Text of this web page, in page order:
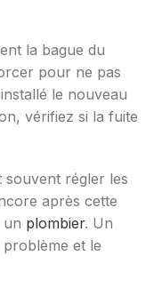
la bague du
pour ne pas
le nouveau
vérifiez si la fuite
souvent régler les
après cette
un plombier. Un
et le